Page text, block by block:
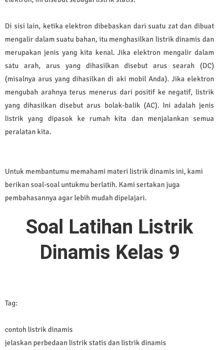
Di sisi lain, ketika elektron dibebaskan dari suatu zat dan dibuat
mengalir dalam suatu bahan, itu menghasilkan listrik dinamis dan
merupakan jenis yang kita kenal. Jika elektron mengalir dalam
satu arah, arus yang dihasilkan disebut arus searah (DC)
(misalnya arus yang dihasilkan di aki mobil Anda). Jika elektron
mengubah arahnya terus menerus dari positif ke negatif, listrik
yang dihasilkan disebut arus bolak-balik (AC). Ini adalah jenis
listrik yang dipasok ke rumah kita dan menjalankan semua
peralatan kita.
Untuk membantumu memahami materi listrik dinamis ini, kami
berikan soal-soal untukmu berlatih. Kami sertakan juga
pembahasannya agar lebih mudah dipelajari.
Soal Latihan Listrik
Dinamis Kelas 9
Tag:
contoh listrik dinamis
jelaskan perbedaan listrik statis dan listrik dinamis